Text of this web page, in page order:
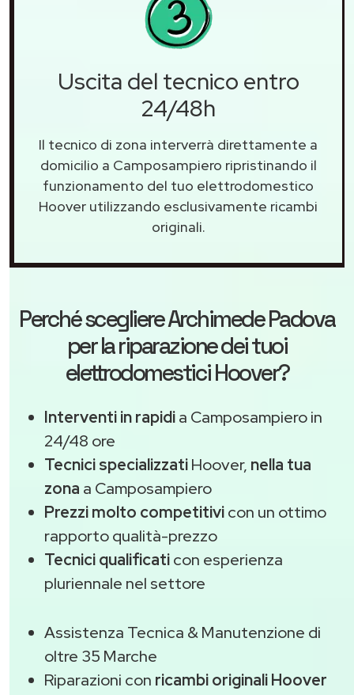
Uscita del tecnico entro
24/48h
Il tecnico di zona interverrà direttamente a
domicilio a Camposampiero ripristinando il
funzionamento del tuo elettrodomestico
Hoover utilizzando esclusivamente ricambi
originali.
Perché scegliereArchimede Padova
per la riparazione dei tuoi
elettrodomestici Hoover?
Interventi in rapidia Camposampiero in
24/48 ore
Tecnici specializzatiHoover, nella tua
zona a Camposampiero
Prezzi molto competitivicon un ottimo
rapporto qualità-prezzo
Tecnici qualificaticon esperienza
pluriennale nel settore
Assistenza Tecnica & Manutenzione di
oltre 35 Marche
Riparazioni con ricambi originali Hoover